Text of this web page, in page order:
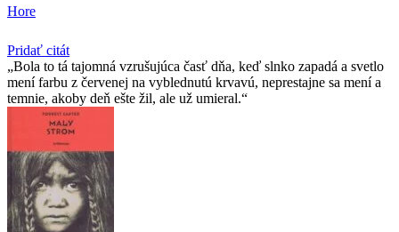
Hore
Pridať citát
Bola to tá tajomná vzrušujúca časť dňa, keď slnko zapadá a svetlo
mení farbu z červenej na vyblednutú krvavú, neprestajne sa mení a
temnie, akoby deň ešte žil, ale už umieral.